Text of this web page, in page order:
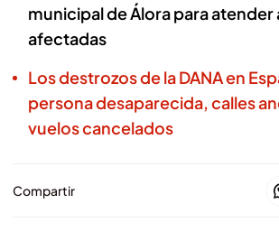
municipal de Álora para atender
afectadas
Los destrozos de la DANA en
persona desaparecida, calles
vuelos cancelados
Compartir